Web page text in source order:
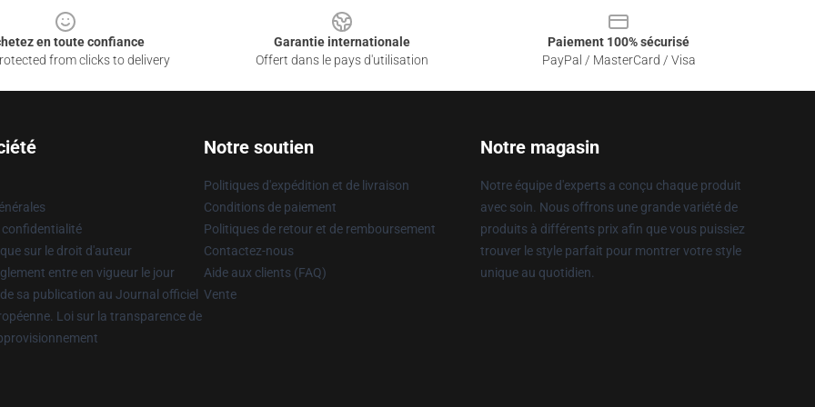
en toute confiance
from clicks to delivery
Garantie internationale
Offert dans le pays d'utilisation
Paiement 100% sécurisé
PayPal / MasterCard / Visa
confidentialité
sur le droit d'auteur
entre en vigueur le jour
sa publication au Journal officiel
Loi sur la transparence de
Notre soutien
Politiques d'expédition et de livraison
Conditions de paiement
Politiques de retour et de remboursement
Contactez-nous
Aide aux clients (FAQ)
Vente
Notre magasin
Notre équipe d'experts a conçu chaque produit
avec soin. Nous offrons une grande variété de
produits à différents prix afin que vous puissiez
trouver le style parfait pour montrer votre style
unique au quotidien.